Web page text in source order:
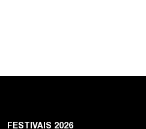
FESTIVAIS 2026